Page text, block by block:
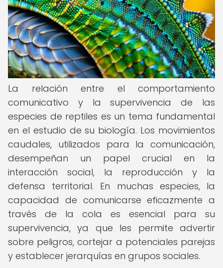
La relación entre el comportamiento
comunicativo y la supervivencia de las
especies de reptiles es un tema fundamental
en el estudio de su biología. Los movimientos
caudales, utilizados para la comunicación,
desempeñan un papel crucial en la
interacción social, la reproducción y la
defensa territorial. En muchas especies, la
capacidad de comunicarse eficazmente a
través de la cola es esencial para su
supervivencia, ya que les permite advertir
sobre peligros, cortejar a potenciales parejas
y establecer jerarquías en grupos sociales.